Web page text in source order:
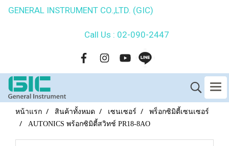
GENERAL INSTRUMENT CO.,LTD. (GIC)
Call Us : 02-090-2447
หน้าแรก สินค้าทั้งหมด เซนเซอร์
พร็อกซิมิตี้เซนเซอร์
AUTONICS พร้อกซิมิตี้สวิทช์ PR18-8AO